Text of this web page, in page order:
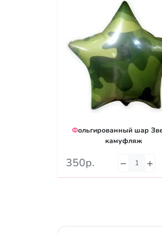
Фольгированный шар Звезда
камуфляж
350р.